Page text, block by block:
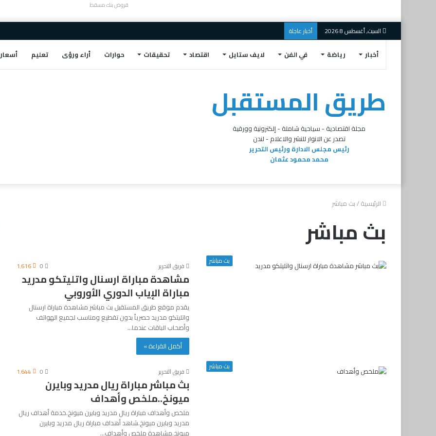
قروض بنك مسقط
السبت, أغسطس 8 2026 أخبار عاجلة
أخبار رياضة في الفن لايف ستايل اقتصاد تحقيقات حوارات أراء ورؤى تعليم أسعار
طريق المستقبل
مجلة اقتصادية - سياحية شاملة - إلكترونية وورقية
تصدر عن الانوار للنشر والاعلام - لندن
رئيس مجلس الادارة ورئيس التحرير
محمد محمود عثمان
الرئيسية/بث مباشر
بث مباشر
بث مباشر فريق التحرير 0 1٬616
مشاهدة مباراة ارسنال واتليتكو مدريد
مباراة الإياب الدوري الأوروبي
يقدم موقع طريق المستقبل بث مباشر مشاهدة مباراة ارسنال
واتليتكو مدريد حصرياً بدون تقطيع ومناسب لجميع الهواتف
وأصحاب الباقات عندما…
أكمل القراءة »
بث مباشر فريق التحرير 0 1٬644
بث مباشر مباراة ريال مدريد وبايرن
ميونخ..ملخص وأهداف
ملخص وأهداف مباراة ريال مدريد وبايرن ميونخ.خدمة أهداف ريال
مدريد وبايرن ميونخ.شاهد أهداف مباراة ريال مدريد وبايرن
ميونخ.مشاهدة ملخص وأهداف…